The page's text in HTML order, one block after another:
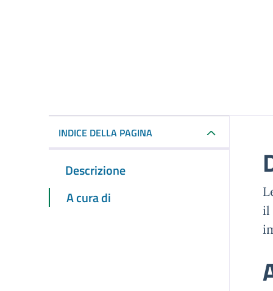
INDICE DELLA PAGINA
Descrizione
A cura di
il